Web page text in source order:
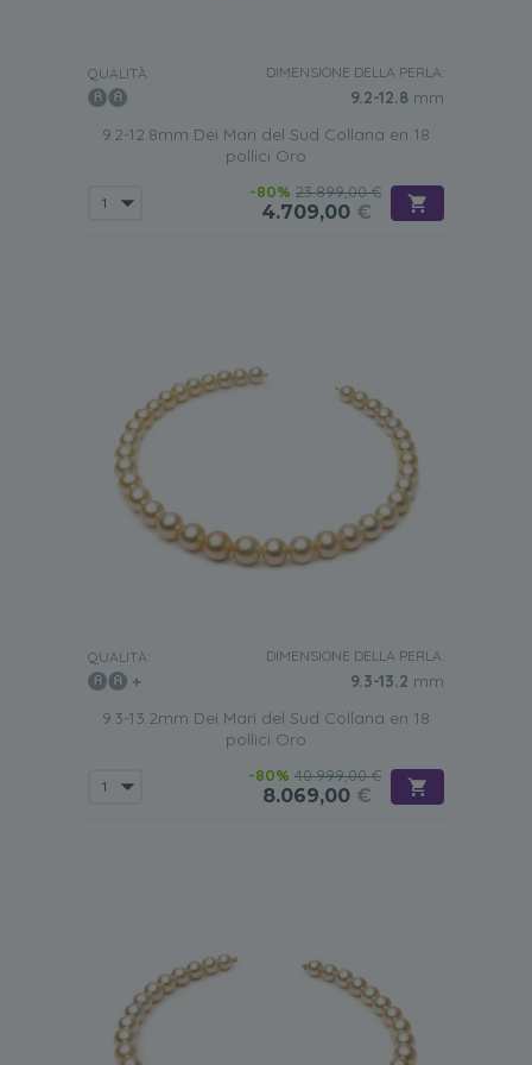
QUALITÀ: DIMENSIONE DELLA PERLA:
9.2-12.8 mm
9.2-12.8mm Dei Mari del Sud Collana en 18
pollici Oro
-80% 23.899,00 €
4.709,00 €
QUALITÀ: DIMENSIONE DELLA PERLA:
9.3-13.2 mm
9.3-13.2mm Dei Mari del Sud Collana en 18
pollici Oro
-80% 40.999,00 €
8.069,00 €